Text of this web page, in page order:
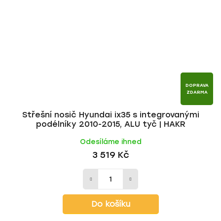
DOPRAVA
ZDARMA
Střešní nosič Hyundai ix35 s integrovanými
podélníky 2010-2015, ALU tyč | HAKR
Odesíláme ihned
3 519 Kč
Do košíku